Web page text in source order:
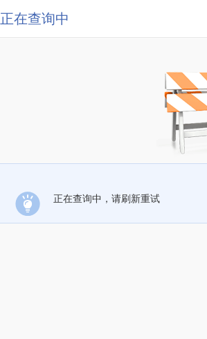
正在查询中
正在查询中，请刷新重试